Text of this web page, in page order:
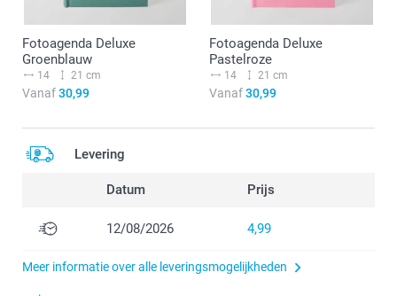
Fotoagenda Deluxe
Groenblauw
14 21 cm
Vanaf30,99
Fotoagenda Deluxe
Pastelroze
14 21 cm
Vanaf30,99
Levering
Datum Prijs
12/08/2026 4,99
Meer informatie over alle leveringsmogelijkheden